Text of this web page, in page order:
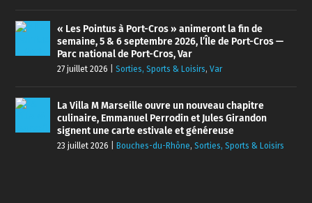
« Les Pointus à Port-Cros » animeront la fin de
semaine, 5 & 6 septembre 2026, l’Île de Port-Cros —
Parc national de Port-Cros, Var
27 juillet 2026 |Sorties, Sports & Loisirs,Var
La Villa M Marseille ouvre un nouveau chapitre
culinaire, Emmanuel Perrodin et Jules Girandon
signent une carte estivale et généreuse
23 juillet 2026 Bouches-du-Rhône,Sorties, Sports & Loisirs